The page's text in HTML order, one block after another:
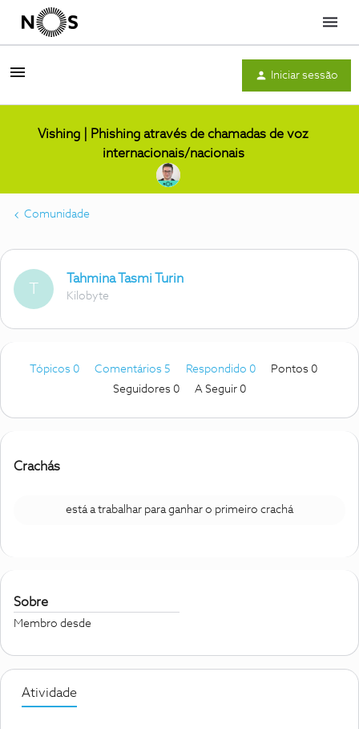
Menu
Iniciar sessão
Vishing | Phishing através de chamadas de voz
internacionais/nacionais
Comunidade
Tahmina Tasmi Turin
Kilobyte
Tópicos 0 Comentários 5 Respondido 0
Pontos 0
Seguidores 0 A Seguir 0
Crachás
está a trabalhar para ganhar o primeiro crachá
Sobre
Membro desde
Atividade